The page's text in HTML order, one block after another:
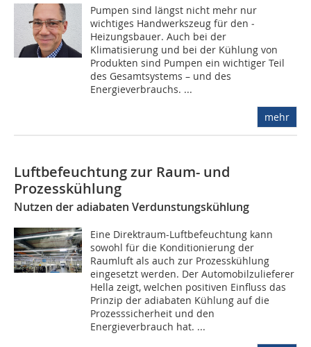
Pumpen sind längst nicht mehr nur
wichtiges Handwerkszeug für den ­
Heizungsbauer. Auch bei der
Klimatisierung und bei der Kühlung von
Produkten sind Pumpen ein wichtiger Teil
des Gesamtsystems – und des
Energieverbrauchs. ...
mehr
Luftbefeuchtung zur Raum- und
Prozesskühlung
Nutzen der adiabaten Verdunstungskühlung
Eine Direktraum-Luftbefeuchtung kann
sowohl für die Konditionierung der
Raumluft als auch zur Prozesskühlung
eingesetzt werden. Der Automobilzulieferer
Hella zeigt, welchen positiven Einfluss das
Prinzip der adiabaten Kühlung auf die
Prozesssicherheit und den
Energieverbrauch hat. ...